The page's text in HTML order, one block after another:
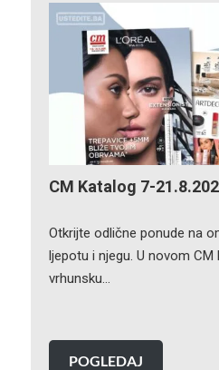
CM Katalog 7-
Otkrijte odlične ponude na
ljepotu i njegu. U novom
vrhunsku…
POGLEDAJ